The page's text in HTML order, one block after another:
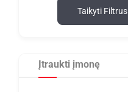
Taikyti Filtrus
Įtraukti įmonę